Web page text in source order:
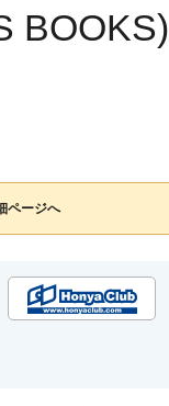
BOOKS)
ページへ